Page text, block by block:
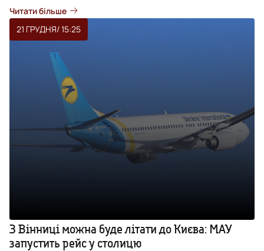
Читати більше
21 ГРУДНЯ/ 15:25
З Вінниці можна буде літати до Києва: МАУ
запустить рейс у столицю